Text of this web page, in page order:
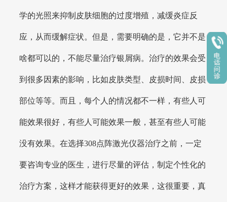
学的光照来抑制皮肤细胞的过度增殖，减缓炎症反
应，从而缓解症状。但是，需要明确的是，它并不是
啥都可以的，不能尽量治疗银屑病。治疗的效果会受
到很多因素的影响，比如皮肤类型、皮损时间、皮损
部位等等。而且，每个人的情况都不一样，有些人可
能效果很好，有些人可能效果一般，甚至有些人可能
没有效果。在选择308点阵激光仪器治疗之前，一定
要咨询专业的医生，进行尽量的评估，制定个性化的
治疗方案，这样才能获得更好的效果，这很重要，真